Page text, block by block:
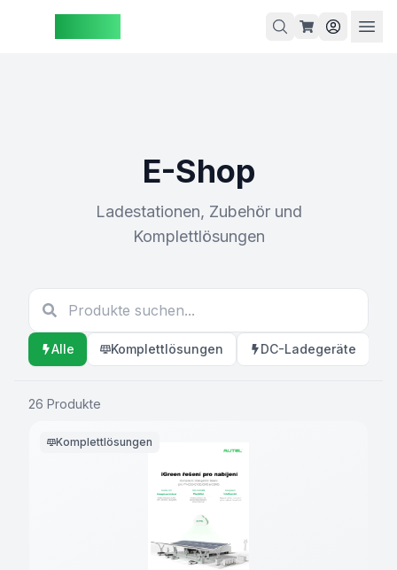
E-Shop
Ladestationen, Zubehör und
Komplettlösungen
Alle Komplettlösungen DC-Ladegeräte
26 Produkte
Komplettlösungen